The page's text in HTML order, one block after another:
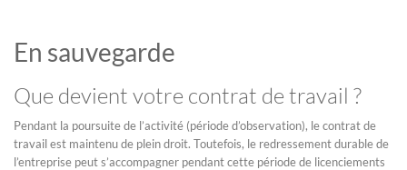
En sauvegarde
Que devient votre contrat de travail ?
Pendant la poursuite de l’activité (période d’observation), le contrat de
travail est maintenu de plein droit. Toutefois, le redressement durable de
l’entreprise peut s’accompagner pendant cette période de licenciements